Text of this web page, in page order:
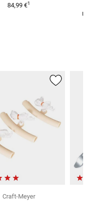
84,99 €1
Craft-Meyer